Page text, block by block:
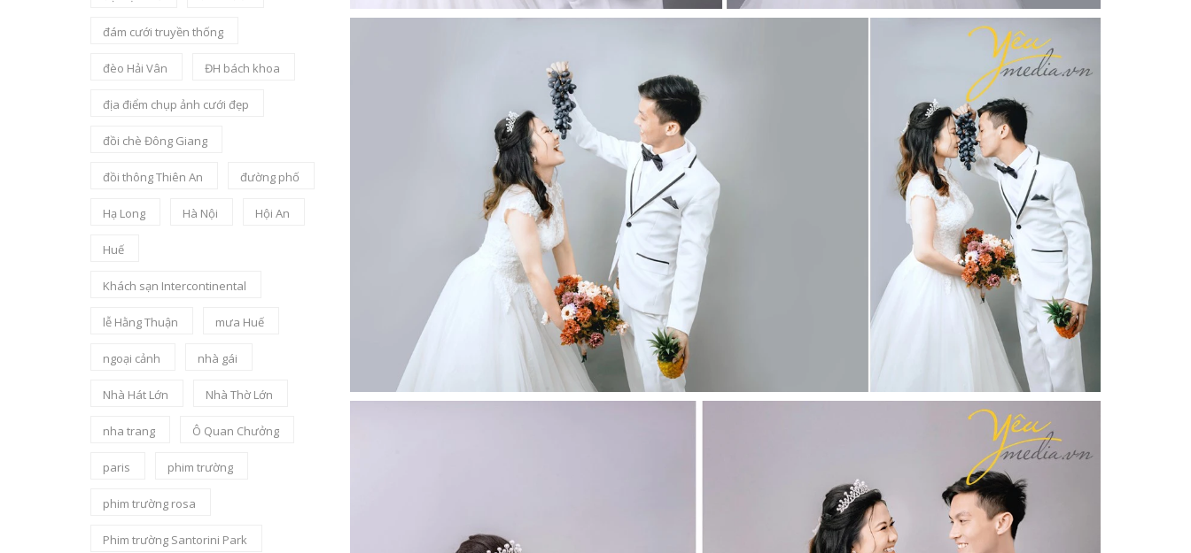
đám cưới truyền thống
đèo Hải Vân ĐH bách khoa
địa điểm chụp ảnh cưới đẹp
đồi chè Đông Giang
đồi thông Thiên An đường phố
Hạ Long Hà Nội Hội An
Huế
Khách sạn Intercontinental
lễ Hằng Thuận mưa Huế
ngoại cảnh nhà gái
Nhà Hát Lớn Nhà Thờ Lớn
nha trang Ô Quan Chưởng
paris phim trường
phim trường rosa
Phim trường Santorini Park